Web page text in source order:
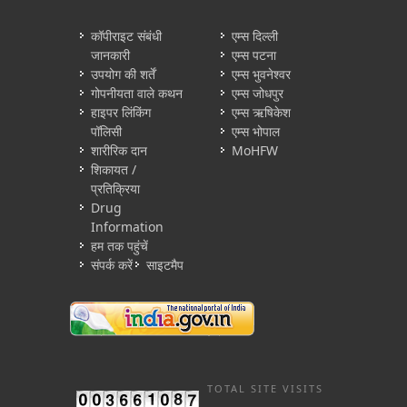
कॉपीराइट संबंधी
जानकारी
उपयोग की शर्तें
गोपनीयता वाले कथन
हाइपर लिंकिंग
पॉलिसी
शारीरिक दान
शिकायत /
प्रतिक्रिया
Drug
Information
हम तक पहुंचें
संपर्क करें
साइटमैप
एम्स दिल्ली
एम्स पटना
एम्स भुवनेश्वर
एम्स जोधपुर
एम्स ऋषिकेश
एम्स भोपाल
MoHFW
TOTAL SITE VISITS